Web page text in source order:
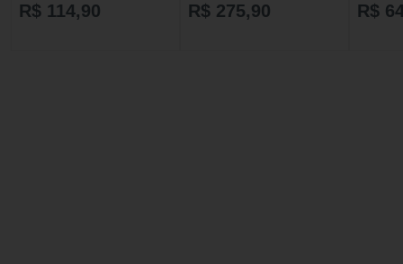
R$ 114,90 R$ 275,90 R$